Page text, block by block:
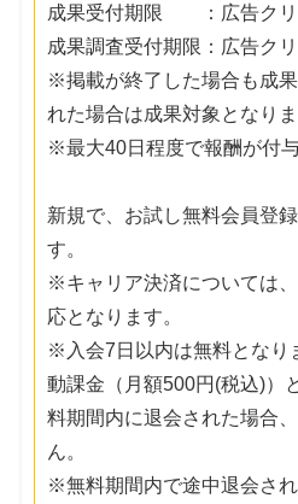
成果受付期限 ：広告クリ
成果調査受付期限：広告ク
※掲載が終了した場合も成
れた場合は成果対象となりま
※最大40日程度で報酬が付与
新規で、お試し無料会員登
す。
※キャリア決済については
応となります。
※入会7日以内は無料となり
動課金（月額500円(税込)）
料期間内に退会された場合
ん。
※無料期間内で途中退会さ